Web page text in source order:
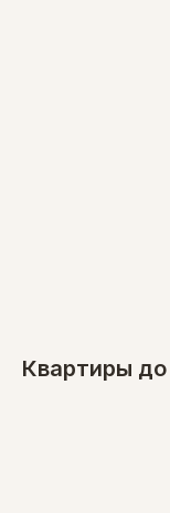
Квартиры до